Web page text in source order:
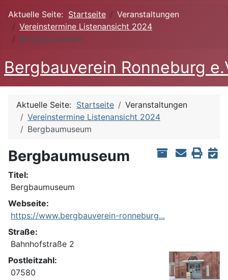
Aktuelle Seite: Startseite
Veranstaltungen
Vereinstermine Listenansicht 2024
Bergbaumuseum
Bergbauverein Ronneburg
Aktuelle Seite: Startseite
Veranstaltungen
Vereinstermine Listenansicht 2024
Bergbaumuseum
Bergbaumuseum
Titel:
Bergbaumuseum
Webseite:
https://www.bergbauverein-ronneburg...
Straße:
Bahnhofstraße 2
Postleitzahl:
07580